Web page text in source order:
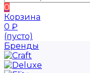
0
Корзина
0 ₽
(пусто)
Бренды